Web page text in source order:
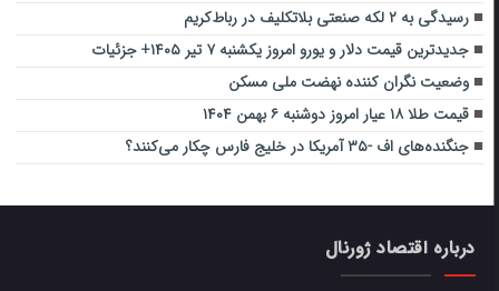
رسیدگی به ۲ لکه صنعتی بلاتکلیف در رباط‌کریم
جدیدترین قیمت دلار و یورو امروز یکشنبه ۷ تیر ۱۴۰۵+ جزئیات
وضعیت نگران کننده نهضت ملی مسکن
قیمت طلا ۱۸ عیار امروز دوشنبه ۶ بهمن ۱۴۰۴
جنگنده‌های اف -۳۵ آمریکا در خلیج فارس چکار می‌کنند؟
درباره اقتصاد ژورنال